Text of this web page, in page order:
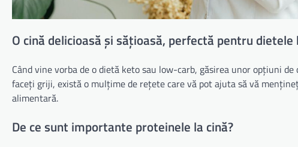
O cină delicioasă și sățioasă, perfectă pentru
Când vine vorba de o dietă keto sau low-carb, găsirea unor opțiuni
faceți griji, există o mulțime de rețete care vă pot ajuta să vă
alimentară.
De ce sunt importante proteinele la cină?